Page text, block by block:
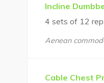
Incline
4 sets of 12
Aenean
Cable Chest